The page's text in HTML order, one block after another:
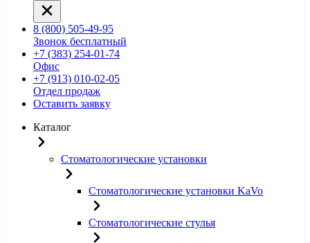
8 (800) 505-49-95
Звонок бесплатный
+7 (383) 254-01-74
Офис
+7 (913) 010-02-05
Отдел продаж
Оставить заявку
Каталог
Стоматологические установки
Стоматологические установки KaVo
Стоматологические стулья